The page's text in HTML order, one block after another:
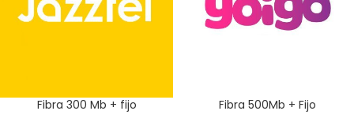
Fibra 300 Mb + fijo Fibra 500Mb + Fijo